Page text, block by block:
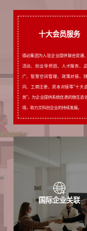
十大会员服务
十大会员服务
德必集团为入驻企业提供联合党建
活动、创业导师团、人才服务、
广、智慧空间管理、政策对接、
问、工商注册、资本对接等“十大
务”，为企业提供系统优质的微生态
境，助力文科创企业的持续发展。
国际企业关联